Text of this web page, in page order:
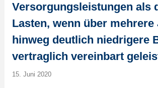
Versorgungsleistungen als
Lasten, wenn über mehrere
hinweg deutlich niedrigere
vertraglich vereinbart
15. Juni 2020